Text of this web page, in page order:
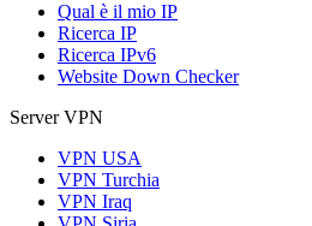
Qual è il mio IP
Ricerca IP
Ricerca IPv6
Website Down Checker
Server VPN
VPN USA
VPN Turchia
VPN Iraq